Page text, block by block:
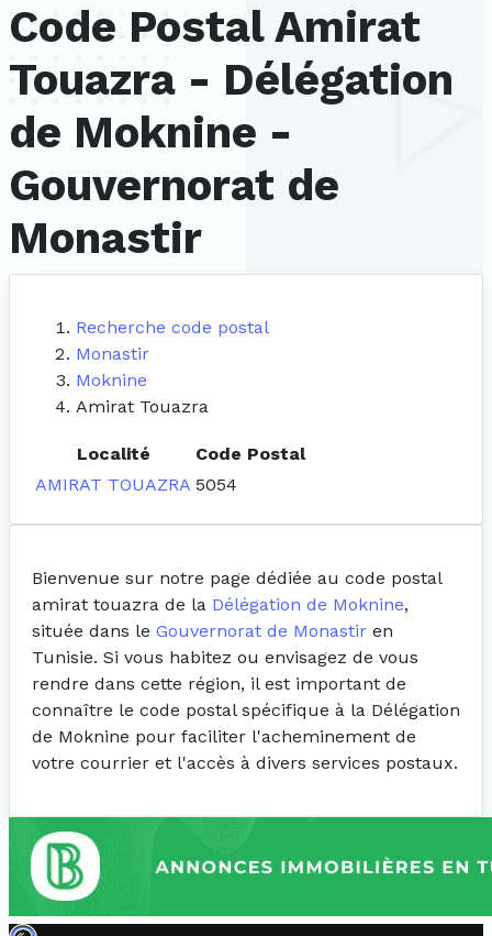
Code Postal Amirat
Touazra - Délégation
de Moknine -
Gouvernorat de
Monastir
Recherche code postal
Monastir
Moknine
Amirat Touazra
Localité
Code Postal
AMIRAT TOUAZRA 5054
Bienvenue sur notre page dédiée au code postal
amirat touazra de la Délégation de Moknine,
située dans le Gouvernorat de Monastir en
Tunisie. Si vous habitez ou envisagez de vous
rendre dans cette région, il est important de
connaître le code postal spécifique à la Délégation
de Moknine pour faciliter l'acheminement de
votre courrier et l'accès à divers services postaux.